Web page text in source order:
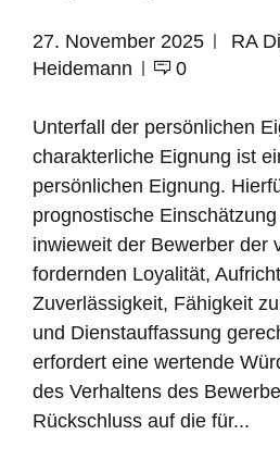
27. November 2025
RA
Heidemann
0
Unterfall der persönlichen
charakterliche Eignung ist
persönlichen Eignung.
prognostische
inwieweit der Bewerber der
fordernden Loyalität,
Zuverlässigkeit, Fähigkeit
und Dienstauffassung
erfordert eine wertende
des Verhaltens des
Rückschluss auf die für...